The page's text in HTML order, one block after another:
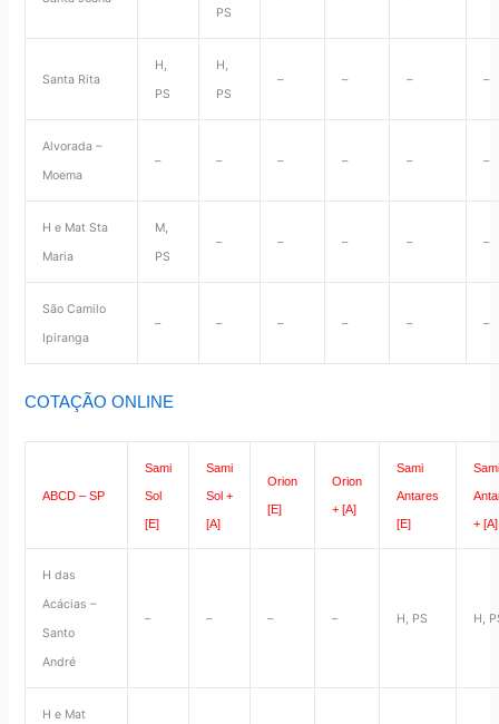
PS
Santa Rita
H,
PS
H,
PS
– – – –
Alvorada –
Moema
– – – – – –
H e Mat Sta
Maria
M,
PS
– – – – –
São Camilo
Ipiranga
– – – – – –
COTAÇÃO ONLINE
ABCD – SP
Sami
Sol
[E]
Sami
Sol +
[A]
Orion
[E]
Orion
+ [A]
Sami
Antares
[E] + [A]
H das
Acácias –
Santo
André
– – – – H, PS H,
H e Mat